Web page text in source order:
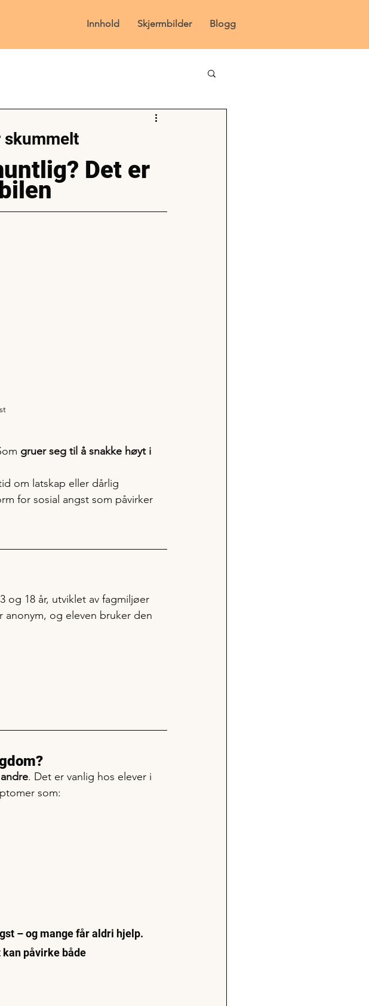
Innhold Skjermbilder Blogg
skummelt
Det er
gruer seg til å snakke høyt i
om latskap eller dårlig
for sosial angst som påvirker
og 18 år, utviklet av fagmiljøer
og eleven bruker den
. Det er vanlig hos elever i
som:
– og mange får aldri hjelp.
påvirke både